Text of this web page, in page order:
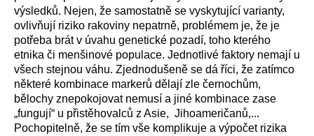
výsledků. Nejen, že samostatně se vyskytující varianty,
ovlivňují riziko rakoviny nepatrně, problémem je, že je
potřeba brát v úvahu genetické pozadí, toho kterého
etnika či menšinové populace. Jednotlivé faktory nemají u
všech stejnou váhu. Zjednodušeně se dá říci, že zatímco
některé kombinace markerů dělají zle černochům,
bělochy znepokojovat nemusí a jiné kombinace zase
„fungují“ u přistěhovalců z Asie, Jihoameričanů,...
Pochopitelně, že se tím vše komplikuje a výpočet rizika